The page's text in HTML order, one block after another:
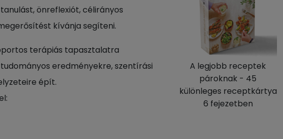
önreflexiót, célirányos
kívánja segíteni.
terápiás tapasztalatra
eredményekre, szentírási
épít.
A legjobb receptek
pároknak - 45
különleges receptkártya
6 fejezetben